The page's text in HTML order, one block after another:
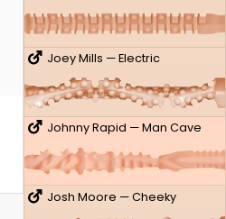
Joey Mills — Electric
Johnny Rapid — Man Cave
Josh Moore — Cheeky